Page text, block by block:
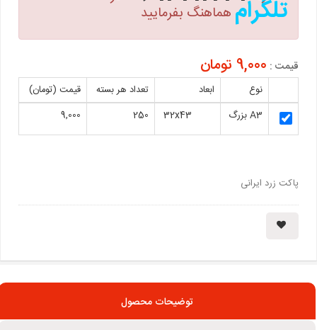
تلگرام هماهنگ بفرمایید
قیمت : 9,000 تومان
نوع ابعاد تعداد هر بسته
قیمت (تومان)
A3 بزرگ
32x43
250
9,000
پاکت زرد ایرانی
توضیحات محصول